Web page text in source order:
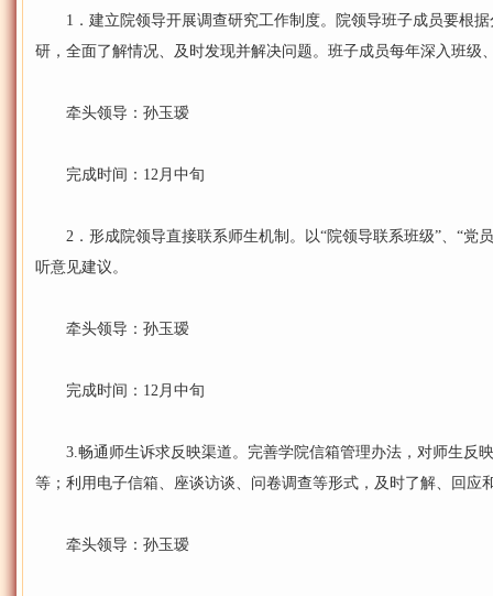
1．建立院领导开展调查研究工作制度。院领导班子成员要根据
研，全面了解情况、及时发现并解决问题。班子成员每年深入班级
牵头领导：孙玉瑷
完成时间：12月中旬
2．形成院领导直接联系师生机制。以“院领导联系班级”、“党
听意见建议。
牵头领导：孙玉瑷
完成时间：12月中旬
3.畅通师生诉求反映渠道。完善学院信箱管理办法，对师生反
等；利用电子信箱、座谈访谈、问卷调查等形式，及时了解、回应
牵头领导：孙玉瑷